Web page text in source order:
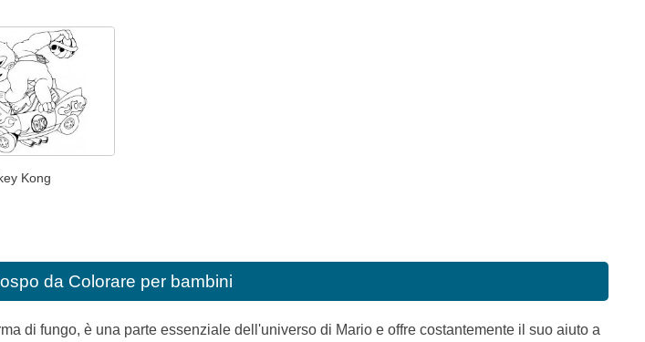
Kong
da Colorare per bambini
di fungo, è una parte essenziale dell'universo di Mario e offre costantemente il suo aiuto a